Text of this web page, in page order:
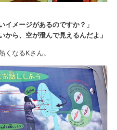
イメージがあるのですか？」
から、空が澄んで見えるんだよ」
くなるKさん。